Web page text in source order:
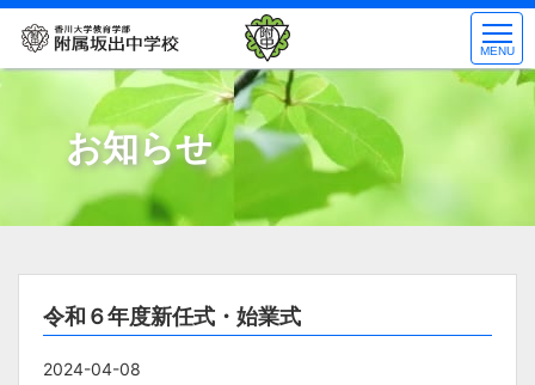
コ
テ
MENU
お知らせ
令和６年度新任式・始業式
2024-04-08